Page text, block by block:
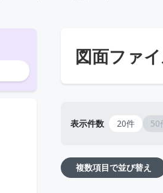
図面ファ
表示件数 20件 50
複数項目で並び替え